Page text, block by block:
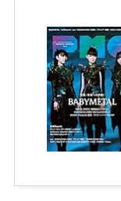
【画像】オンラ
害32歳の美女を逮捕
日本独自企画・
JAPAN EDITION)」
【BABYMETAL
Powered by livedoor